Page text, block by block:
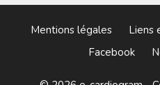
Mentions légales Liens
Facebook